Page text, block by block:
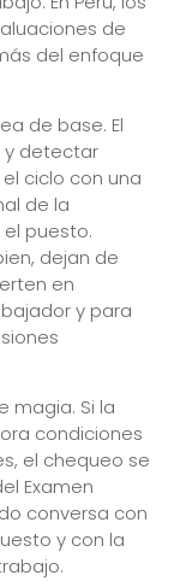
de
del enfoque
de base. El
y detectar
ciclo con una
de la
puesto.
dejan de
en
y para
magia. Si la
condiciones
el chequeo se
Examen
conversa con
y con la